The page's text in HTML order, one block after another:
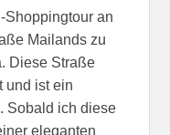
Shoppingtour an
Mailands zu
Diese Straße
und ist ein
Sobald ich diese
eleganten